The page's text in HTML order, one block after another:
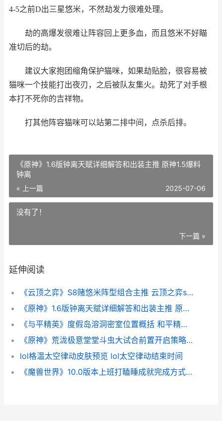
4-5之前D出三星悠米，不然劫发力很难处理。
劫的高爆发很难让阵容回上更多血，而且悠米不好瞄
准切后的劫。
建议大家抱团缩角保护猫咪，如果劫贴脸，很容易被
猫咪一个技能打出夜刃，之后被队友集火。劫死了对手根
本打不死你的吉祥物。
打其他阵容猫咪可以站第二排中间，点杀后排。
《原神》1.6版钟离天赋详细解答和出装主推 原神1.5爆料
钟离
« 上一篇 2025-07-06
没有了！
下一篇 »
延伸阅读
《云顶之弈》S8赌悠米阵型组合主推 云顶之弈s8.5
《原神》1.6版钟离天赋详细解答和出装主推 原神1.5爆料钟离
《与平精英》度假岛溶洞密室位置概括 和平精英,百度
《原神》荒泷极意堂堂斗虫大试合前置开启策略 原神荒泷一斗最新消息
lol格温太空律动皮肤预览 lol太空律动结束时间
《魔兽世界》10.0版本上班打瞌睡成就完成方式 魔兽世界10.0巨龙时代